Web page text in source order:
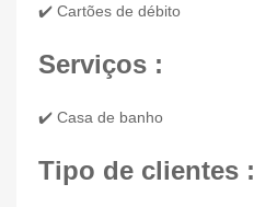
✔️ Cartões de débito
Serviços :
✔️ Casa de banho
Tipo de clientes :